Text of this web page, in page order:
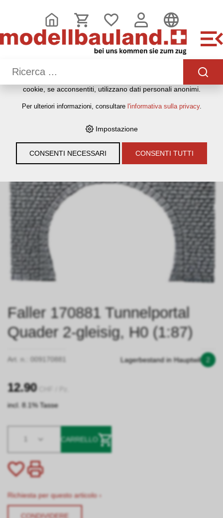
ZUBEHÖR › FALLER › LANDSCHAFTSBAU › H0 1:87 › FALLER
Faller 170881 Tunnelportal
Quader 2-gleisig, H0 (1:87)
Art. n.: 009170881 Lagerbestand in Hauptwil 2
12.90
incl. 8.1% Tasse
CARRELLO
Richiesta per questo articolo ›
CONDIVIDERE
QUESTO SITO WEB UTILIZZA I COOKIE
Sul nostro sito web utilizziamo diversi cookie: alcuni sono
necessari per il corretto funzionamento del sito, altri
consentono di utilizzare più funzionalità, altri ancora ci
aiutano a comprendere meglio i nostri utenti. Ci aiutano
cookie, se acconsentiti, utilizzano dati personali anonimi.
Per ulteriori informazioni, consultare l'informativa sulla privacy.
Impostazione
CONSENTI NECESSARI CONSENTI TUTTI